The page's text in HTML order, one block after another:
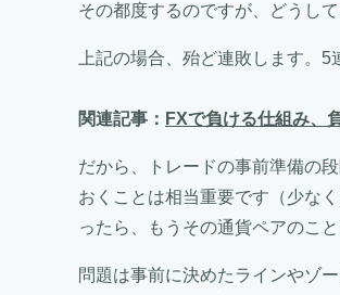
その都度するのですが、どうし
上記の場合、殆ど連敗します。
関連記事： FXで負ける仕組み、
だから、トレードの事前準備の
おくことは相当重要です（少な
ったら、もうその通貨ペアのこ
問題は事前に決めたラインやゾ